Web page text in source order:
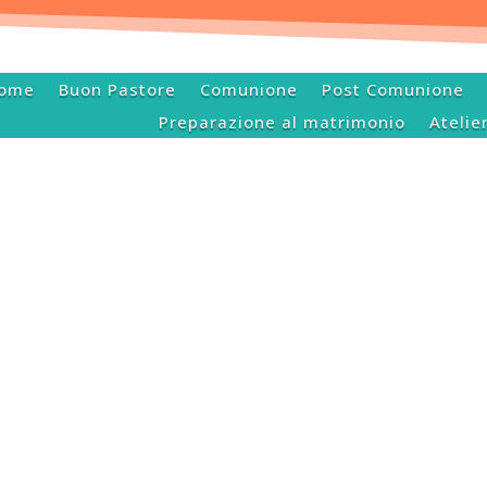
Buon Pastore Comunione
Post Comunione
Preparazione al matrimonio